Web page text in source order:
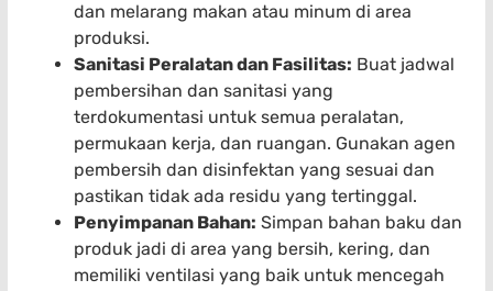
dan melarang makan atau minum di area
produksi.
Sanitasi Peralatan dan Fasilitas: Buat jadwal
pembersihan dan sanitasi yang
terdokumentasi untuk semua peralatan,
permukaan kerja, dan ruangan. Gunakan agen
pembersih dan disinfektan yang sesuai dan
pastikan tidak ada residu yang tertinggal.
Penyimpanan Bahan: Simpan bahan baku dan
produk jadi di area yang bersih, kering, dan
memiliki ventilasi yang baik untuk mencegah